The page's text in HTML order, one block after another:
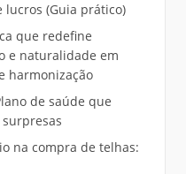
lucros (Guia prático)
que redefine
e naturalidade em
harmonização
de saúde que
na compra de telhas: